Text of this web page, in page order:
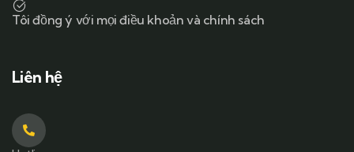
Tôi đồng ý với mọi điều khoản và chính sách
Liên hệ